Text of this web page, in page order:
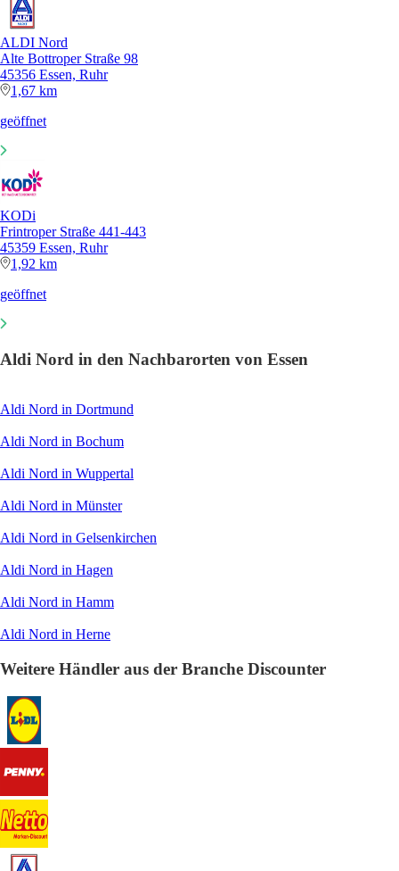
ALDI Nord
Alte Bottroper Straße 98
45356 Essen, Ruhr
1,67 km
geöffnet
KODi
Frintroper Straße 441-443
45359 Essen, Ruhr
1,92 km
geöffnet
Aldi Nord in den Nachbarorten von Essen
Aldi Nord in Dortmund
Aldi Nord in Bochum
Aldi Nord in Wuppertal
Aldi Nord in Münster
Aldi Nord in Gelsenkirchen
Aldi Nord in Hagen
Aldi Nord in Hamm
Aldi Nord in Herne
Weitere Händler aus der Branche Discounter